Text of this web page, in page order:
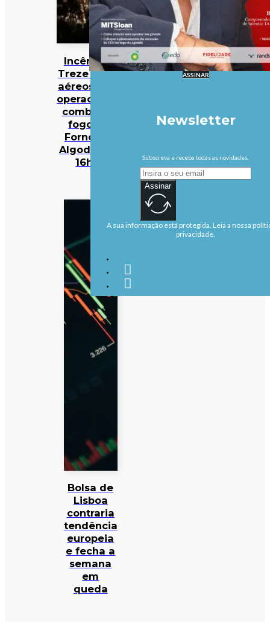
Incêndios:
Treze meios
aéreos e 301
operacionais
combatem
fogo em
Fornos de
Algodres às
16h50
Bolsa de
Lisboa
contraria
tendência
europeia
e fecha a
semana
em
queda
ASSINAR
Newsletter
Subscreva e receba todas as novidades.
Assinar
A sua informação está protegida. Leia a nossa
privacidade.